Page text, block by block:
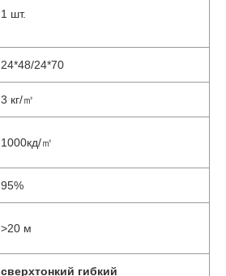
1 шт.
24*48/24*70
3 кг/㎡
1000кд/㎡
95%
>20 м
сверхтонкий гибкий